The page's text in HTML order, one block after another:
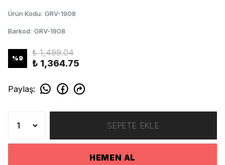
Ürün Kodu: GRV-1908
Barkod: GRV-1908
%9
₺ 1,499.04
₺ 1,364.75
Paylaş:
SEPETE EKLE
HEMEN AL